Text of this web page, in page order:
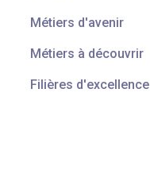
Métiers d'avenir
Métiers à découvrir
Filières d'excellence